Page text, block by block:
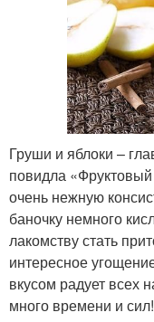
Груши и яблоки –
повидла
очень нежную
баночку немного
лакомству стать
интересное
вкусом радует всех
много времени и сил!